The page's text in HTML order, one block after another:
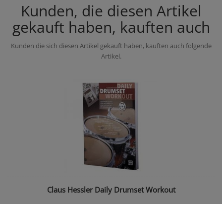
Kunden, die diesen Artikel
gekauft haben, kauften auch
Kunden die sich diesen Artikel gekauft haben, kauften auch folgende
Artikel.
Claus Hessler Daily Drumset Workout